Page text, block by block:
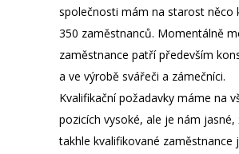
společnosti mám na starost něco
350 zaměstnanců. Momentálně
zaměstnance patří především
a ve výrobě svářeči a zámečníci.
Kvalifikační požadavky máme na
pozicích vysoké, ale je nám jasné,
takhle kvalifikované zaměstnance